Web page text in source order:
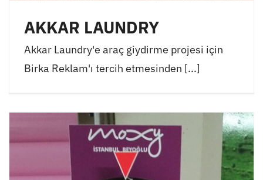
AKKAR LAUNDRY
Akkar Laundry'e araç giydirme projesi için
Birka Reklam'ı tercih etmesinden [...]